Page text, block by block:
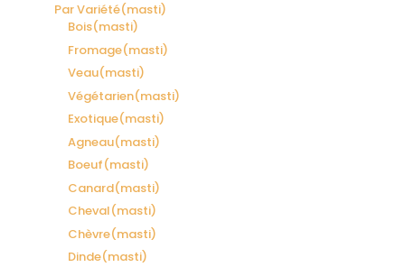
Par Variété(masti)
Bois(masti)
Fromage(masti)
Veau(masti)
Végétarien(masti)
Exotique(masti)
Agneau(masti)
Boeuf(masti)
Canard(masti)
Cheval(masti)
Chèvre(masti)
Dinde(masti)